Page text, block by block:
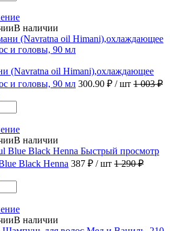
В наличии
(Navratna oil Himani),охлаждающее
и головы, 90 мл 300.90 ₽ / шт 1 003 ₽
В наличии
Быстрый просмотр
Black Henna 387 ₽ / шт 1 290 ₽
В наличии